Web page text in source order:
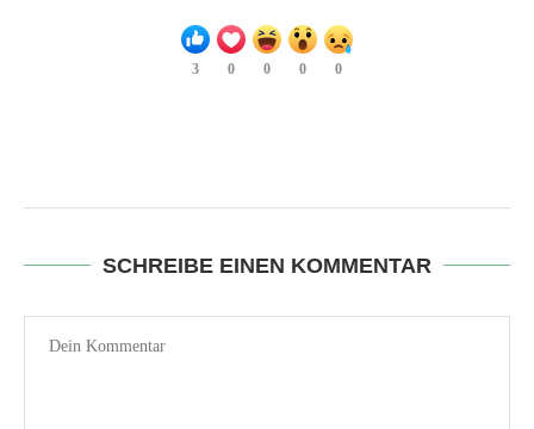
3 0 0 0 0
SCHREIBE EINEN KOMMENTAR